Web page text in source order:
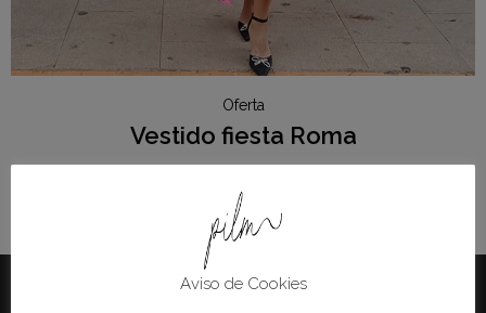
Oferta
Vestido fiesta Roma
€
Aviso de Cookies